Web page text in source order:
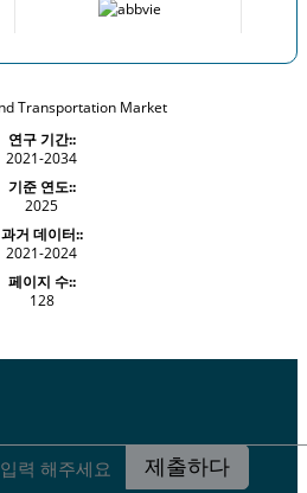
연구 기간::
2021-2034
기준 연도::
2025
과거 데이터::
2021-2024
페이지 수::
128
제출하다